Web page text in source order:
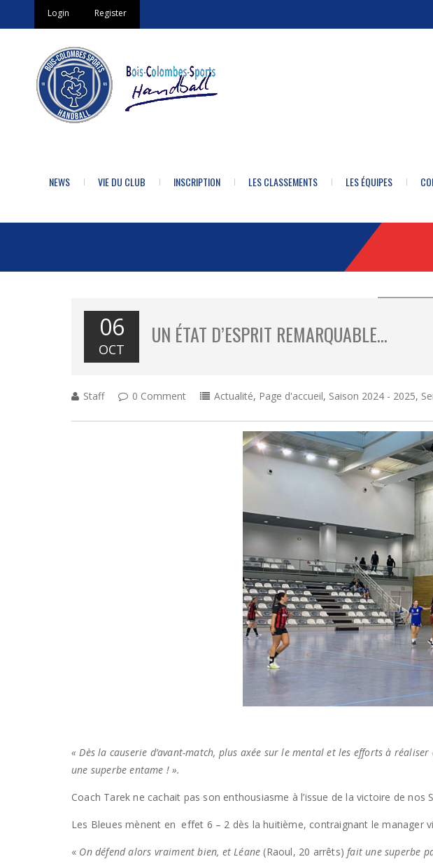
Login Register
NEWS VIE DU CLUB INSCRIPTION LES CLASSEMENTS LES ÉQUIPES
06
OCT
UN ÉTAT D’ESPRIT REMARQUABLE…
Staff 0 Comment Actualité, Page d'accueil, Saison 2024 - 2025,
« Dès la causerie d’avant-match, plus axée sur le mental et les efforts à
une superbe entame ! ».
Coach Tarek ne cachait pas son enthousiasme à l’issue de la victoire de nos
Les Bleues mènent en effet 6 – 2 dès la huitième, contraignant le manager
« On défend alors vraiment bien, et Léane (Raoul, 20 arrêts) fait une superbe